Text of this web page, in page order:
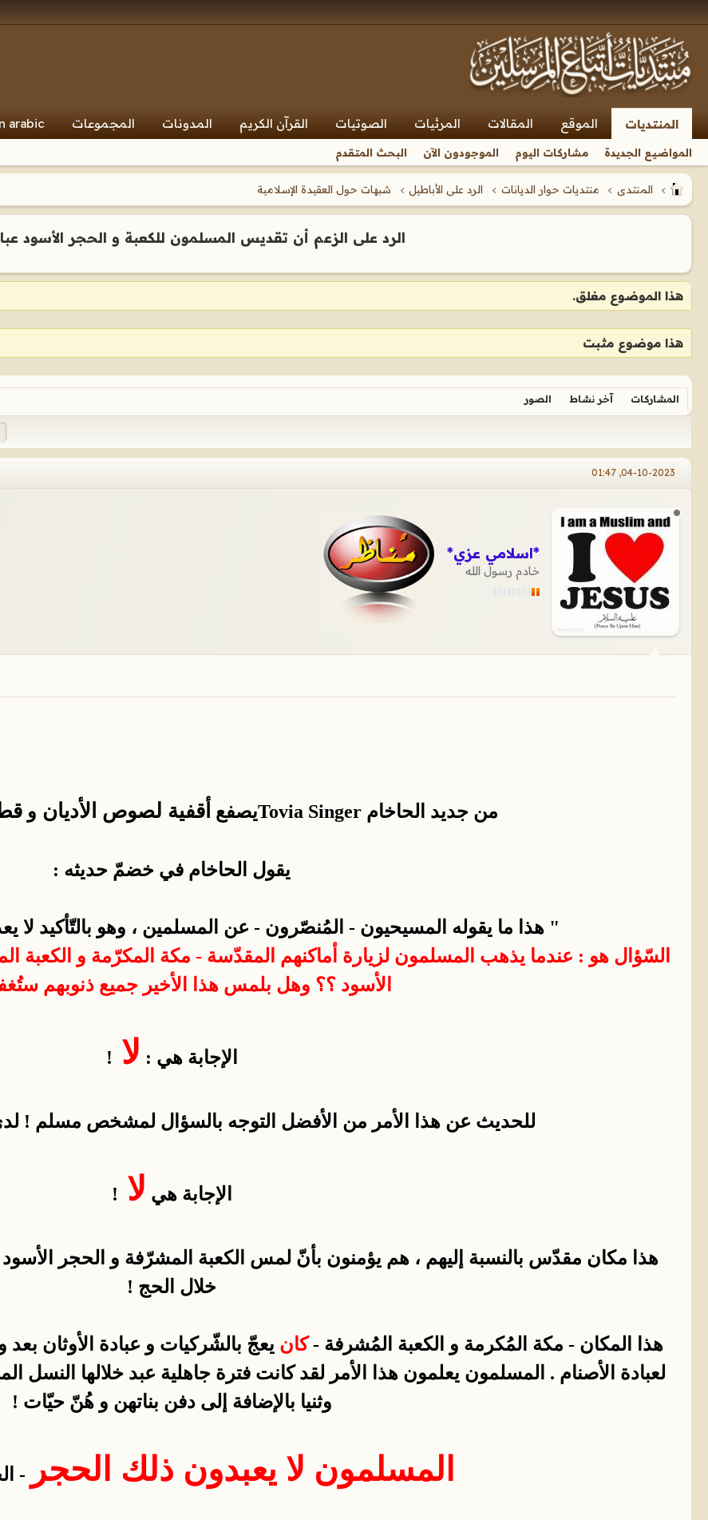
المنتديات الموقع المقالات المرئيات الصوتيات القرآن الكريم المدونات المجموعات arabic
المواضيع الجديدة مشاركات اليوم الموجودون الآن البحث المتقدم
المنتدى منتديات حوار الديانات الرد على الأباطيل شبهات حول العقيدة الإسلامية
الرد على الزعم أن تقديس المسلمون للكعبة و الحجر الأسود
هذا الموضوع مغلق.
هذا موضوع مثبت
المشاركات آخر نشاط الصور
04-10-2023, 01:47
*اسلامي عزي*
خادم رسول الله
من جديد الحاخام Tovia Singerيصفع أقفية لصوص الأديان و
يقول الحاخام في خضمّ حديثه :
" هذا ما يقوله المسيحيون - المُنصّرون - عن المسلمين ، وهو بالتّأكيد لا
السّؤال هو : عندما يذهب المسلمون لزيارة أماكنهم المقدّسة - مكة المكرّمة و الكعبة
الأسود ؟؟ وهل بلمس هذا الأخير جميع ذنوبهم
الإجابة هي : لا !
للحديث عن هذا الأمر من الأفضل التوجه بالسؤال لمشخص مسلم !
الإجابة هي لا !
هذا مكان مقدّس بالنسبة إليهم ، هم يؤمنون بأنّ لمس الكعبة المشرّفة و الحجر الأسود هو
خلال الحج !
هذا المكان - مكة المُكرمة و الكعبة المُشرفة -كان يعجّ بالشّركيات و عبادة الأوثان
وثنيا بالإضافة إلى دفن بناتهن و هُنّ حيّات !
المسلمون لا يعبدون ذلك الحجر -